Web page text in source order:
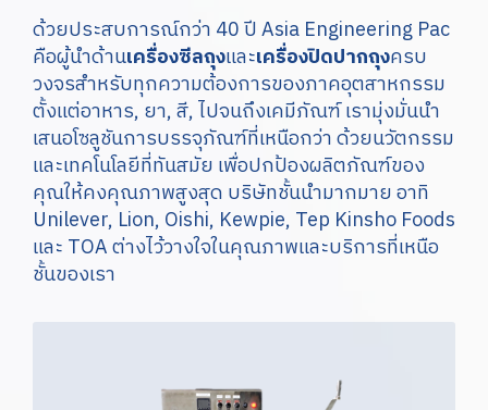
ด้วยประสบการณ์กว่า 40 ปี Asia Engineering Pac
คือผู้นำด้านเครื่องซีลถุงและเครื่องปิดปากถุงครบ
วงจรสำหรับทุกความต้องการของภาคอุตสาหกรรม
ตั้งแต่อาหาร, ยา, สี, ไปจนถึงเคมีภัณฑ์ เรามุ่งมั่นนำ
เสนอโซลูชันการบรรจุภัณฑ์ที่เหนือกว่า ด้วยนวัตกรรม
และเทคโนโลยีที่ทันสมัย เพื่อปกป้องผลิตภัณฑ์ของ
คุณให้คงคุณภาพสูงสุด บริษัทชั้นนำมากมาย อาทิ
Unilever, Lion, Oishi, Kewpie, Tep Kinsho Foods
และ TOA ต่างไว้วางใจในคุณภาพและบริการที่เหนือ
ชั้นของเรา